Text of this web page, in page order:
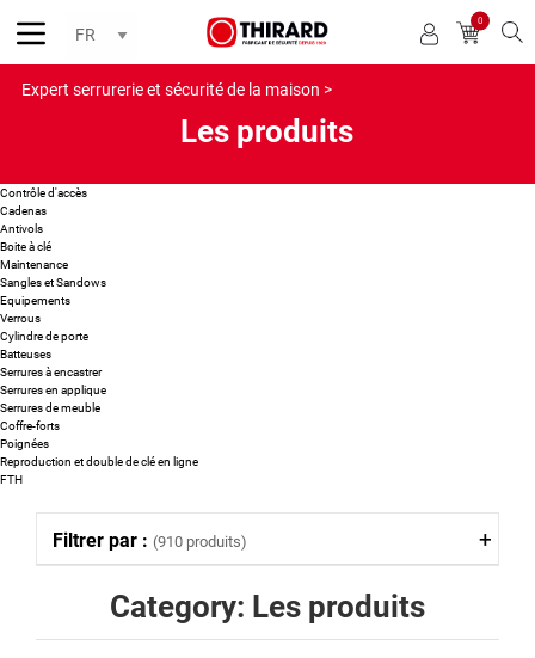
0
Expert serrurerie et sécurité de la maison >
Les produits
Contrôle d'accès
Cadenas
Antivols
Boite à clé
Maintenance
Sangles et Sandows
Equipements
Verrous
Cylindre de porte
Batteuses
Serrures à encastrer
Serrures en applique
Serrures de meuble
Coffre-forts
Poignées
Reproduction et double de clé en ligne
FTH
Category: Les produits
Filtrer par : (910 produits)